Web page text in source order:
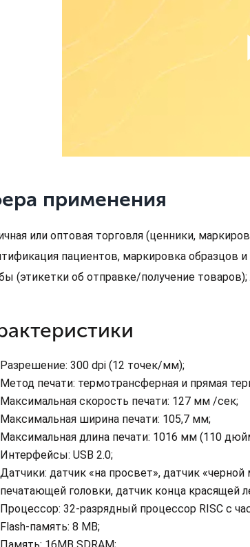
применения
или оптовая торговля (ценники,
пациентов, маркировка образцов
(этикетки об отправке/получение
Разрешение: 300 dpi (12 точек/мм);
Метод печати: термотрансферная и прямая
Максимальная скорость печати: 127 мм /сек;
Максимальная ширина печати: 105,7 мм;
Максимальная длина печати: 1016 мм (110
Интерфейсы: USB 2.0;
Датчики: датчик «на просвет», датчик
печатающей головки, датчик конца красящей
Процессор: 32-разрядный процессор RISC с
Flash-память: 8 MB;